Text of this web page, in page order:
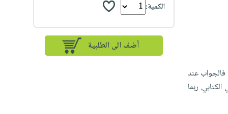
عند
ربما
الكمية:
أضف الى الطلبية